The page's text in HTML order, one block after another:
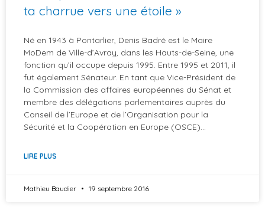
ta charrue vers une étoile »
Né en 1943 à Pontarlier, Denis Badré est le Maire
MoDem de Ville-d’Avray, dans les Hauts-de-Seine, une
fonction qu’il occupe depuis 1995. Entre 1995 et 2011, il
fut également Sénateur. En tant que Vice-Président de
la Commission des affaires européennes du Sénat et
membre des délégations parlementaires auprès du
Conseil de l’Europe et de l’Organisation pour la
Sécurité et la Coopération en Europe (OSCE)…
LIRE PLUS
Mathieu Baudier 19 septembre 2016